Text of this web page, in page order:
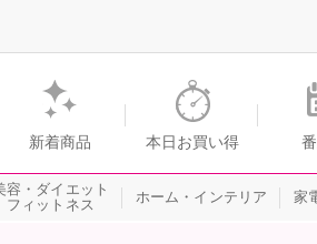
グのショップチャンネル
新着商品 本日お買い得
容・ダイエット
フィットネス
ホーム・インテリア 家